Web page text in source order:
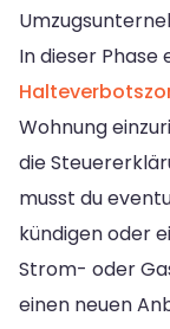
In dieser
Wohnung
die
musst du
kündigen oder
Strom- oder
einen neuen